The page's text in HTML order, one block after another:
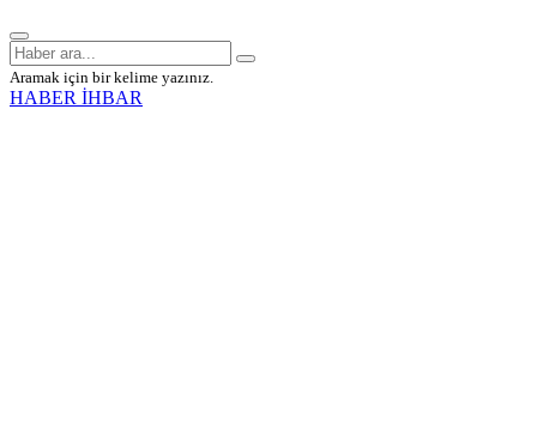
Aramak için bir kelime yazınız.
HABER İHBAR